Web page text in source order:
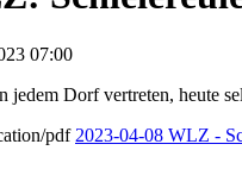
07:00
jedem Dorf vertreten, heute
2023-04-08 WLZ -